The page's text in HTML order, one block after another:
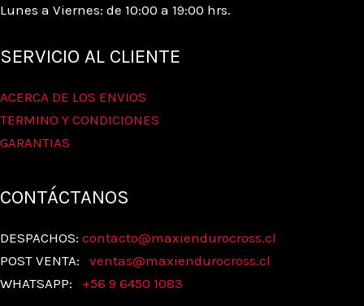
Lunes a Viernes: de 10:00 a 19:00 hrs.
SERVICIO AL CLIENTE
ACERCA DE LOS ENVIOS
TERMINO Y CONDICIONES
GARANTIAS
CONTÁCTANOS
DESPACHOS: contacto@maxiendurocross.cl
POST VENTA: ventas@maxiendurocross.cl
WHATSAPP: +56 9 6450 1083